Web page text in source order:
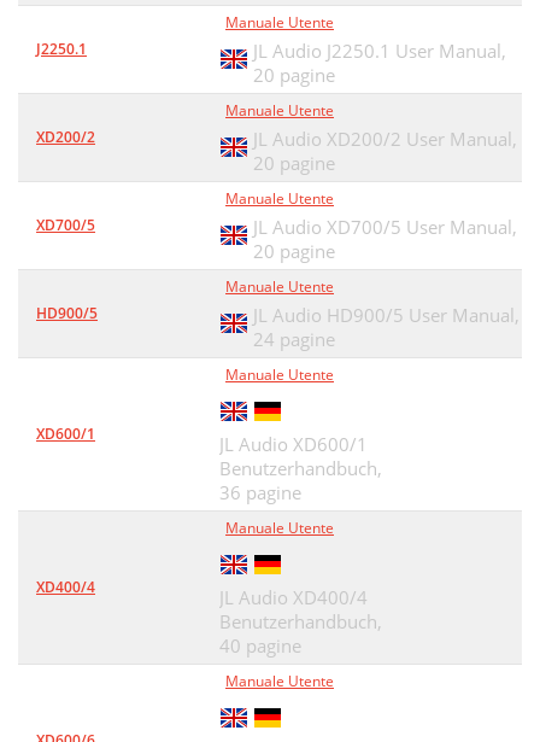
J2250.1
Manuale Utente
JL Audio J2250.1 User Manual,
20 pagine
XD200/2
Manuale Utente
JL Audio XD200/2 User Manual,
20 pagine
XD700/5
Manuale Utente
JL Audio XD700/5 User Manual,
20 pagine
HD900/5
Manuale Utente
JL Audio HD900/5 User Manual,
24 pagine
XD600/1
Manuale Utente
JL Audio XD600/1
Benutzerhandbuch,
36 pagine
XD400/4
Manuale Utente
JL Audio XD400/4
Benutzerhandbuch,
40 pagine
Manuale Utente